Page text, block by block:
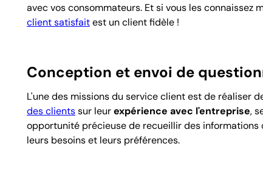
avec vos consommateurs. Et si vous les connaissez
client satisfaitest un client fidèle !
Conception et envoi de
L'une des missions du service client est de réaliser
des clientssur leurexpérience avec l'entreprise,
opportunité précieuse de recueillir des informations
leurs besoins et leurs préférences.